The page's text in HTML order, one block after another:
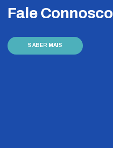
Fale Connosco
SABER MAIS